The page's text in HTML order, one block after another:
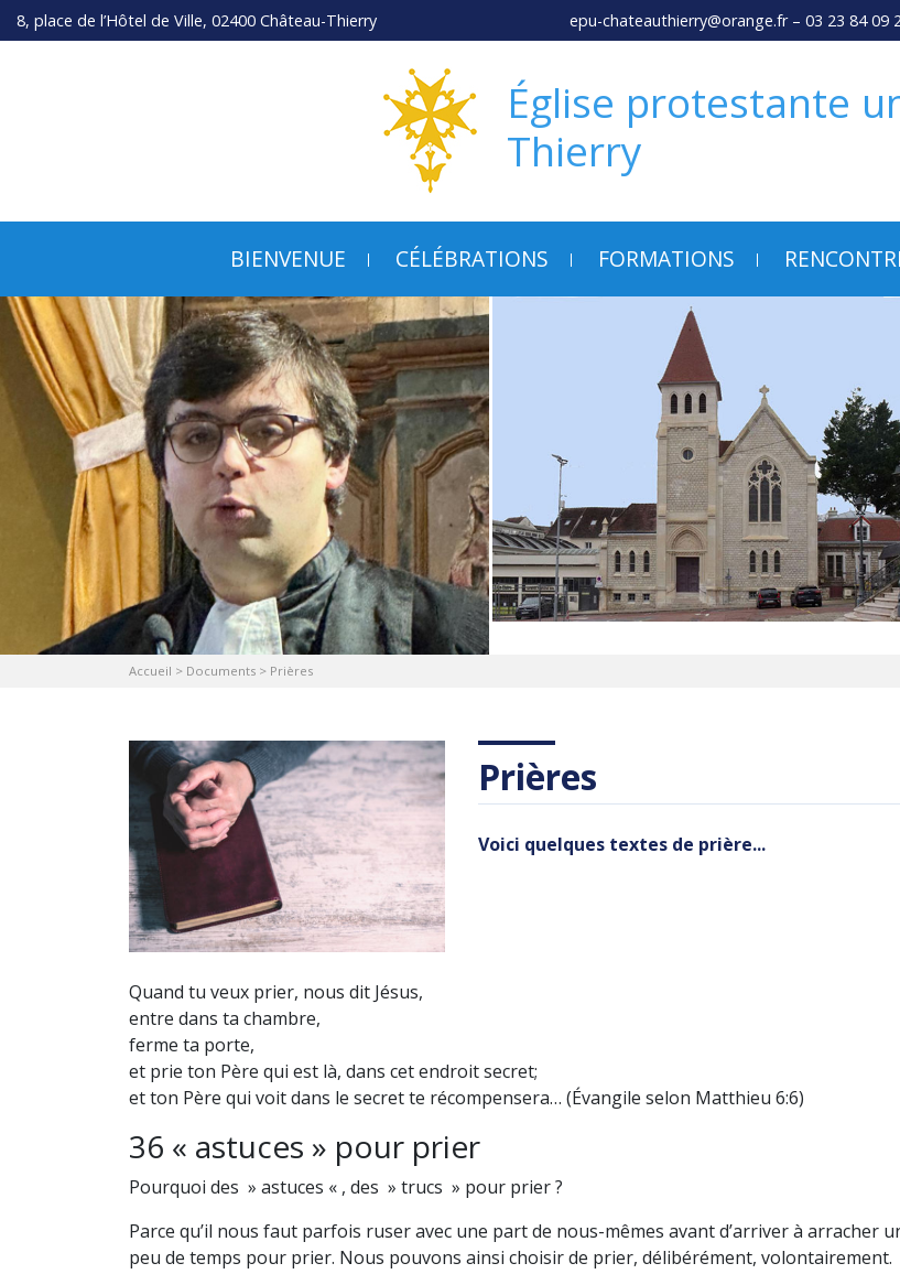
8, place de l’Hôtel de Ville, 02400 Château-Thierry epu-chateauthierry@orange.fr– 03 23 84 09
Église protestante
Thierry
BIENVENUE CÉLÉBRATIONS FORMATIONS
Accueil > Documents > Prières
Prières
Voici quelques textes de prière...
Quand tu veux prier, nous dit Jésus,
entre dans ta chambre,
ferme ta porte,
et prie ton Père qui est là, dans cet endroit secret;
et ton Père qui voit dans le secret te récompensera… (Évangile selon Matthieu 6:6)
36 « astuces » pour prier
Pourquoi des » astuces « , des » trucs » pour prier ?
Parce qu’il nous faut parfois ruser avec une part de nous-mêmes avant d’arriver à arracher
peu de temps pour prier. Nous pouvons ainsi choisir de prier, délibérément, volontairement.